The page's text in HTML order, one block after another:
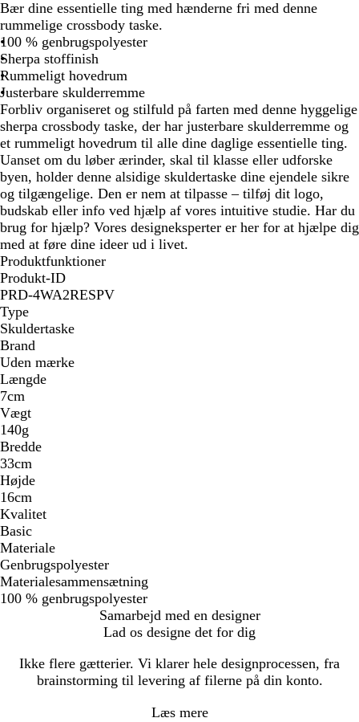
r
t
t
u
r
f
a
r
v
e
t
Bær dine essentielle ting med hænderne fri med denne
rummelige crossbody taske.
100 % genbrugspolyester
Sherpa stoffinish
Rummeligt hovedrum
Justerbare skulderremme
Forbliv organiseret og stilfuld på farten med denne hyggelige
sherpa crossbody taske, der har justerbare skulderremme og
et rummeligt hovedrum til alle dine daglige essentielle ting.
Uanset om du løber ærinder, skal til klasse eller udforske
byen, holder denne alsidige skuldertaske dine ejendele sikre
og tilgængelige. Den er nem at tilpasse – tilføj dit logo,
budskab eller info ved hjælp af vores intuitive studie. Har du
brug for hjælp? Vores designeksperter er her for at hjælpe dig
med at føre dine ideer ud i livet.
Produktfunktioner
Produkt-ID
PRD-4WA2RESPV
Type
Skuldertaske
Brand
Uden mærke
Længde
7cm
Vægt
140g
Bredde
33cm
Højde
16cm
Kvalitet
Basic
Materiale
Genbrugspolyester
Materialesammensætning
100 % genbrugspolyester
Samarbejd med en designer
Lad os designe det for dig
Ikke flere gætterier. Vi klarer hele designprocessen, fra
brainstorming til levering af filerne på din konto.
Læs mere